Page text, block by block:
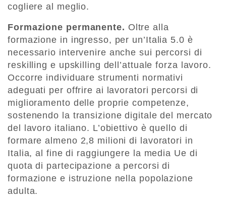
cogliere al meglio.
Formazione permanente. Oltre alla
formazione in ingresso, per un’Italia 5.0 è
necessario intervenire anche sui percorsi di
reskilling e upskilling dell’attuale forza lavoro.
Occorre individuare strumenti normativi
adeguati per offrire ai lavoratori percorsi di
miglioramento delle proprie competenze,
sostenendo la transizione digitale del mercato
del lavoro italiano. L’obiettivo è quello di
formare almeno 2,8 milioni di lavoratori in
Italia, al fine di raggiungere la media Ue di
quota di partecipazione a percorsi di
formazione e istruzione nella popolazione
adulta.